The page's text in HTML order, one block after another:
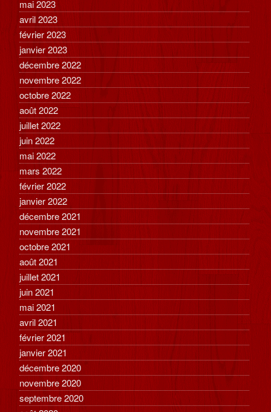
mai 2023
avril 2023
février 2023
janvier 2023
décembre 2022
novembre 2022
octobre 2022
août 2022
juillet 2022
juin 2022
mai 2022
mars 2022
février 2022
janvier 2022
décembre 2021
novembre 2021
octobre 2021
août 2021
juillet 2021
juin 2021
mai 2021
avril 2021
février 2021
janvier 2021
décembre 2020
novembre 2020
septembre 2020